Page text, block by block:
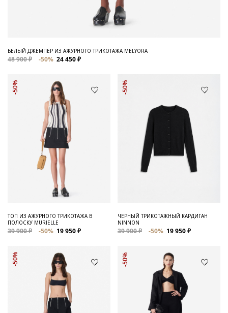
БЕЛЫЙ ДЖЕМПЕР ИЗ АЖУРНОГО ТРИКОТАЖА MELYORA
48 900 ₽ -50% 24 450 ₽
-50%
ТОП ИЗ АЖУРНОГО ТРИКОТАЖА В
ПОЛОСКУ MURIELLE
39 900 ₽ -50% 19 950 ₽
-50%
ЧЕРНЫЙ ТРИКОТАЖНЫЙ КАРДИГАН
NINNON
39 900 ₽ -50% 19 950 ₽
-50% -50%